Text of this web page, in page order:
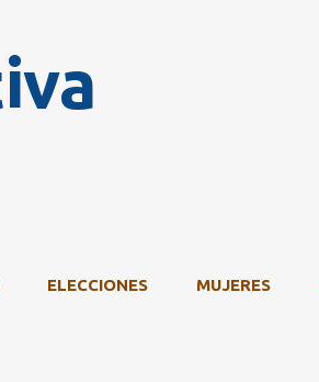
ELECCIONES MUJERES